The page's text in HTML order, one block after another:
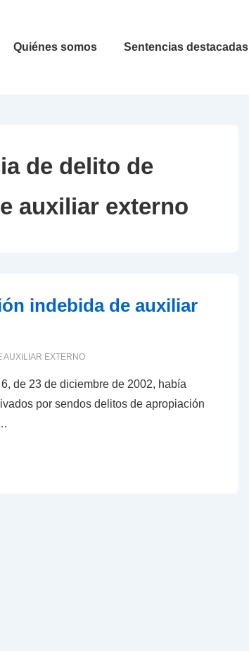
Navegación
Quiénes somos Sentencias destacadas
de delito de
auxiliar externo
indebida de auxiliar
AUXILIAR EXTERNO
de 23 de diciembre de 2002, había
por sendos delitos de apropiación